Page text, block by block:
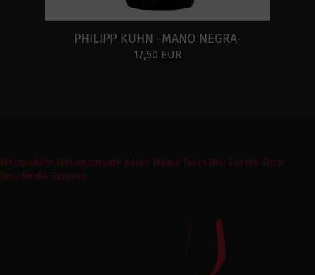
PHILIPP KUHN -MANO NEGRA-
17,50 EUR
Weinpakete Weinmomente Keine Weine Wein Abo Events Shop
Geschenke Express